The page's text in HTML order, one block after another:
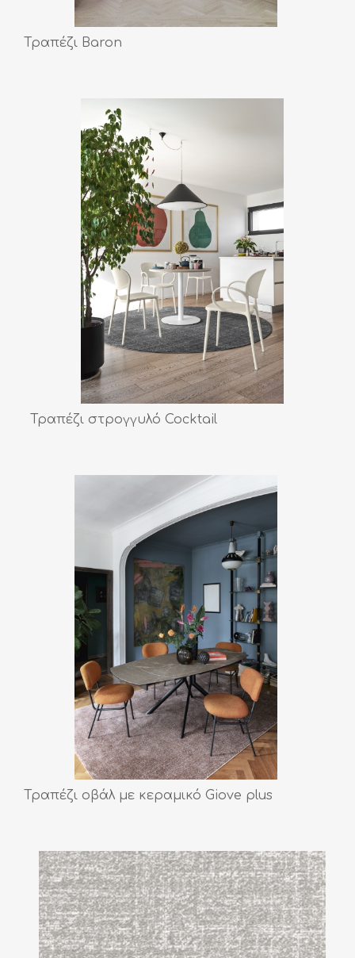
Τραπέζι Baron
Τραπέζι στρογγυλό Cocktail
Τραπέζι οβάλ με κεραμικό Giove plus